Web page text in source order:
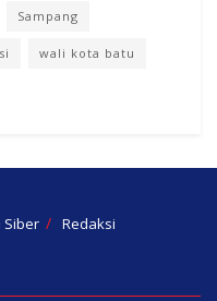
Sampang
wali kota batu
Siber Redaksi